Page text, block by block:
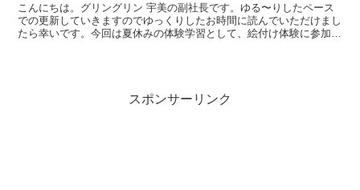
こんにちは。グリングリン 宇美の副社長です。ゆる〜りしたペース
での更新していきますのでゆっくりしたお時間に読んでいただけまし
たら幸いです。今回は夏休みの体験学習として、絵付け体験に参加し
スポンサーリンク